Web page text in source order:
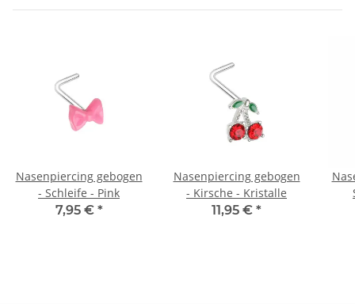
Nasenpiercing gebogen
- Schleife - Pink
7,95 € *
Nasenpiercing gebogen
- Kirsche - Kristalle
11,95 € *